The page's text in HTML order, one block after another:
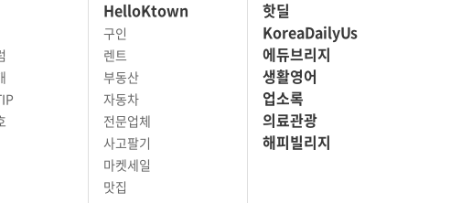
HelloKtown
구인
렌트
부동산
자동차
전문업체
사고팔기
마켓세일
맛집
핫딜
KoreaDailyUs
에듀브리지
생활영어
업소록
의료관광
해피빌리지